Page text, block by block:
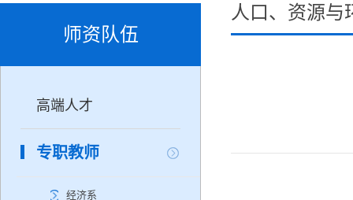
师资队伍
高端人才
专职教师
经济系
人口、资源与